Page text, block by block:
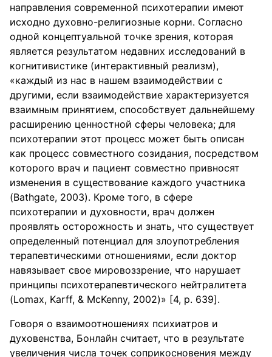
направления современной психотерапии имеют
исходно духовно-религиозные корни. Согласно
одной концептуальной точке зрения, которая
является результатом недавних исследований в
когнитивистике (интерактивный реализм),
«каждый из нас в нашем взаимодействии с
другими, если взаимодействие характеризуется
взаимным принятием, способствует дальнейшему
расширению ценностной сферы человека; для
психотерапии этот процесс может быть описан
как процесс совместного созидания, посредством
которого врач и пациент совместно привносят
изменения в существование каждого участника
(Bathgate, 2003). Кроме того, в сфере
психотерапии и духовности, врач должен
проявлять осторожность и знать, что существует
определенный потенциал для злоупотребления
терапевтическими отношениями, если доктор
навязывает свое мировоззрение, что нарушает
принципы психотерапевтического нейтралитета
(Lomax, Karff, & McKenny, 2002)» [4, p. 639].
Говоря о взаимоотношениях психиатров и
духовенства, Бонлайн считает, что в результате
увеличения числа точек соприкосновения между